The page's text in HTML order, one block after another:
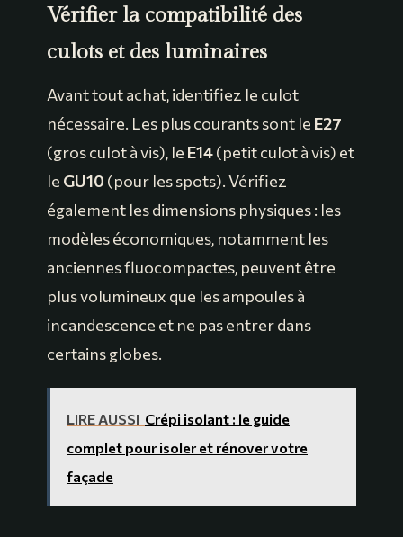
Vérifier la compatibilité des
culots et des luminaires
Avant tout achat, identifiez le culot
nécessaire. Les plus courants sont le E27
(gros culot à vis), le E14(petit culot à vis) et
le GU10 (pour les spots). Vérifiez
également les dimensions physiques : les
modèles économiques, notamment les
anciennes fluocompactes, peuvent être
plus volumineux que les ampoules à
incandescence et ne pas entrer dans
certains globes.
LIRE AUSSI Crépi isolant : le guide
complet pour isoler et rénover votre
façade